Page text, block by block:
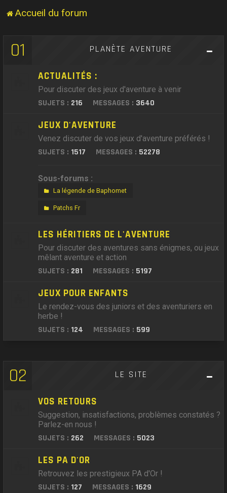
Accueil du forum
01 PLANÈTE AVENTURE
ACTUALITÉS :
Pour discuter des jeux d'aventure à venir
SUJETS : 216 MESSAGES : 3640
JEUX D'AVENTURE
Venez discuter de vos jeux d'aventure préférés !
SUJETS : 1517 MESSAGES : 52278
Sous-forums :
La légende de Baphomet
Patchs Fr
LES HÉRITIERS DE L'AVENTURE
Pour discuter des aventures sans énigmes, ou jeux
mêlant aventure et action
SUJETS : 281 MESSAGES : 5197
JEUX POUR ENFANTS
Le rendez-vous des juniors et des aventuriers en
herbe !
SUJETS : 124 MESSAGES : 599
02 LE SITE
VOS RETOURS
Suggestion, insatisfactions, problèmes constatés ?
Parlez-en nous !
SUJETS : 262 MESSAGES : 5023
LES PA D'OR
Retrouvez les prestigieux PA d'Or !
SUJETS : 127 MESSAGES : 1629